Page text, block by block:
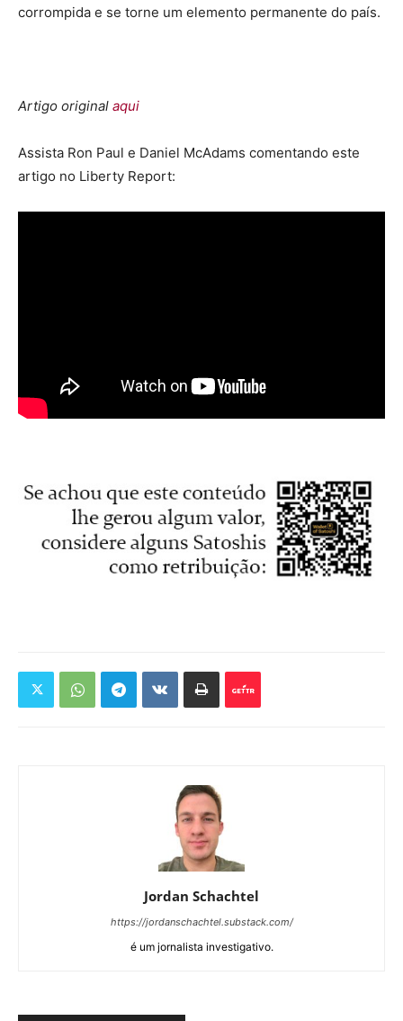
corrompida e se torne um elemento permanente do país.
Artigo original aqui
Assista Ron Paul e Daniel McAdams comentando este
artigo no Liberty Report:
Jordan Schachtel
https://jordanschachtel.substack.com/
é um jornalista investigativo.